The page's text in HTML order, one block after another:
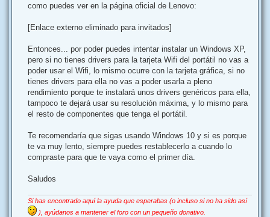
como puedes ver en la página oficial de Lenovo:
[Enlace externo eliminado para invitados]
Entonces... por poder puedes intentar instalar un Windows XP,
pero si no tienes drivers para la tarjeta Wifi del portátil no vas a
poder usar el Wifi, lo mismo ocurre con la tarjeta gráfica, si no
tienes drivers para ella no vas a poder usarla a pleno
rendimiento porque te instalará unos drivers genéricos para ella,
tampoco te dejará usar su resolución máxima, y lo mismo para
el resto de componentes que tenga el portátil.
Te recomendaría que sigas usando Windows 10 y si es porque
te va muy lento, siempre puedes restablecerlo a cuando lo
compraste para que te vaya como el primer día.
Saludos
Si has encontrado aquí la ayuda que esperabas (o incluso si no ha sido así
), ayúdanos a mantener el foro con un pequeño donativo.